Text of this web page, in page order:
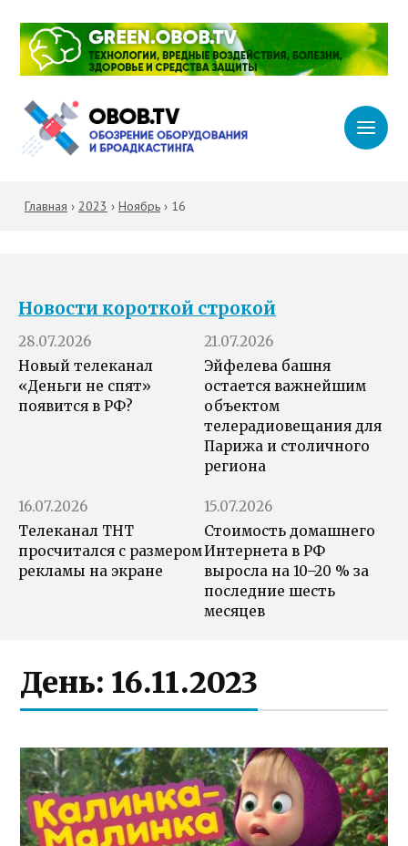
Главная › 2023 › Ноябрь› 16
Новости короткой строкой
28.07.2026
Новый телеканал
«Деньги не спят»
появится в РФ?
21.07.2026
Эйфелева башня
остается важнейшим
объектом
телерадиовещания для
Парижа и столичного
региона
16.07.2026
Телеканал ТНТ
просчитался с размером
рекламы на экране
15.07.2026
Стоимость домашнего
Интернета в РФ
выросла на 10–20 % за
последние шесть
месяцев
День: 16.11.2023